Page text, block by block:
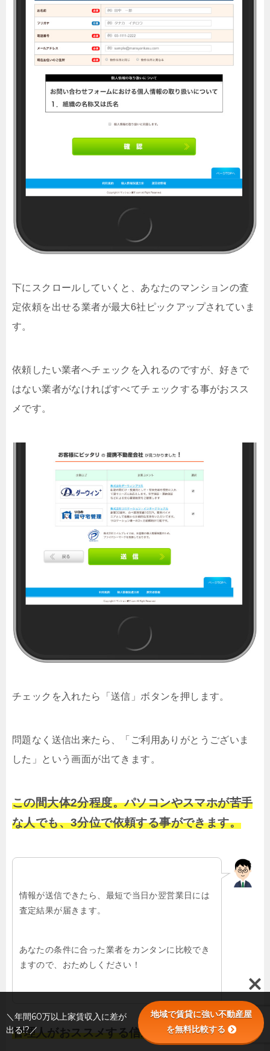
下にスクロールしていくと、あなたのマンションの査
定依頼を出せる業者が最大6社ピックアップされていま
す。
依頼したい業者へチェックを入れるのですが、好きで
はない業者がなければすべてチェックする事がおスス
メです。
チェックを入れたら「送信」ボタンを押します。
問題なく送信出来たら、「ご利用ありがとうございま
した」という画面が出てきます。
この間大体2分程度。パソコンやスマホが苦手
な人でも、3分位で依頼する事ができます。
情報が送信できたら、最短で当日か翌営業日には
査定結果が届きます。
あなたの条件に合った業者をカンタンに比較でき
ますので、おためしください！
管理人がおススメする信頼できる業者を探せる
＼年間60万以上家賃収入に差が
出る!?／
地域で賃貸に強い不動産屋
を無料比較する